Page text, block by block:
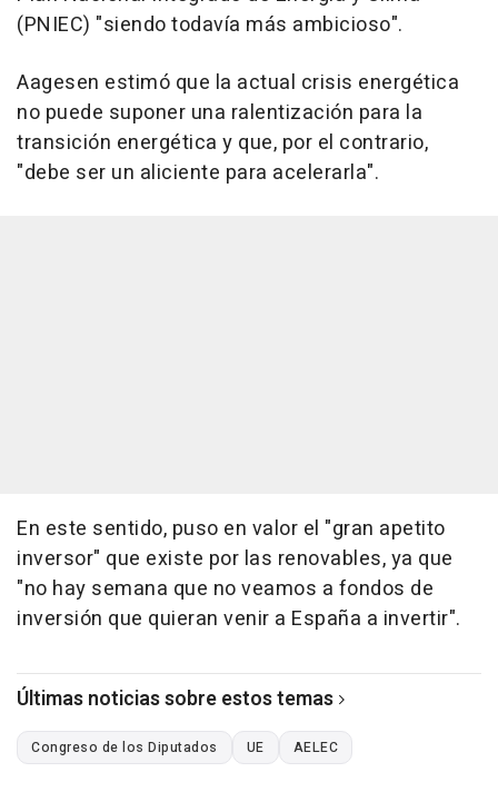
(PNIEC) "siendo todavía más ambicioso".
Aagesen estimó que la actual crisis energética
no puede suponer una ralentización para la
transición energética y que, por el contrario,
"debe ser un aliciente para acelerarla".
En este sentido, puso en valor el "gran apetito
inversor" que existe por las renovables, ya que
"no hay semana que no veamos a fondos de
inversión que quieran venir a España a invertir".
Últimas noticias sobre estos temas
Congreso de los Diputados UE AELEC